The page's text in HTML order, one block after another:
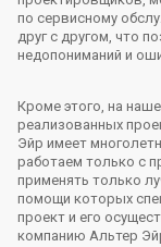
по сервисному
друг с другом, что
недопониманий и
Кроме этого, на
реализованных
Эйр имеет
работаем только с
применять только
помощи которых
проект и его
компанию Альтер